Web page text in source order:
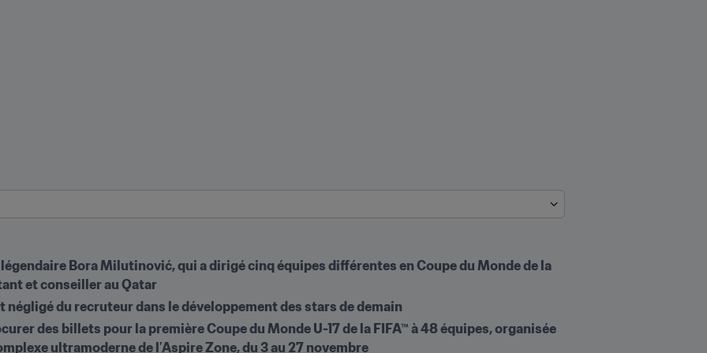
Bora Milutinović, qui a dirigé cinq équipes différentes en Coupe du Monde de la
et conseiller au Qatar
négligé du recruteur dans le développement des stars de demain
des billets pour la première Coupe du Monde U-17 de la FIFA™ à 48 équipes, organisée
ultramoderne de l’Aspire Zone, du 3 au 27 novembre